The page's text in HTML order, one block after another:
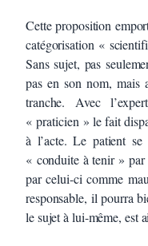
Cette proposition
catégorisation «
Sans sujet, pas
pas en son nom, mais
tranche. Avec
« praticien » le fait
à l’acte. Le patient
« conduite à tenir » par
par celui-ci comme
responsable, il pourra
le sujet à lui-même, est